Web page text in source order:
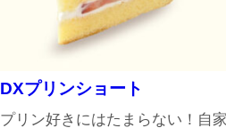
DXプリンショート
プリン好きにはたまらない！自家